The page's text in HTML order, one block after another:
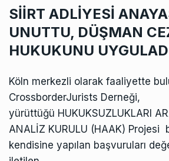
SİİRT ADLİYESİ
UNUTTU, DÜŞMAN
HUKUKUNU
Köln merkezli olarak faaliyette
CrossborderJurists Derneği,
yürüttüğü HUKUKSUZLUKLARI
ANALİZ KURULU (HAAK) Projesi
kendisine yapılan başvuruları